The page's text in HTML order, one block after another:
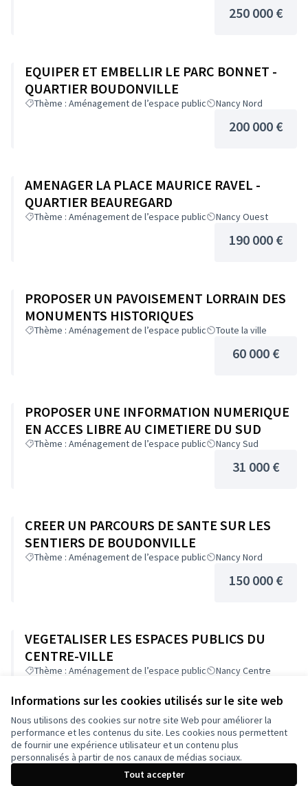
Informations sur les cookies utilisés sur le site web
Nous utilisons des cookies sur notre site Web pour améliorer la
performance et les contenus du site. Les cookies nous permettent
de fournir une expérience utilisateur et un contenu plus
personnalisés à partir de nos canaux de médias sociaux.
Tout accepter
250 000 €
EQUIPER ET EMBELLIR LE PARC BONNET -
QUARTIER BOUDONVILLE
Thème : Aménagement de l’espace public Nancy Nord
200 000 €
AMENAGER LA PLACE MAURICE RAVEL -
QUARTIER BEAUREGARD
Thème : Aménagement de l’espace public Nancy Ouest
190 000 €
PROPOSER UN PAVOISEMENT LORRAIN DES
MONUMENTS HISTORIQUES
Thème : Aménagement de l’espace public Toute la ville
60 000 €
PROPOSER UNE INFORMATION NUMERIQUE
EN ACCES LIBRE AU CIMETIERE DU SUD
Thème : Aménagement de l’espace public Nancy Sud
31 000 €
CREER UN PARCOURS DE SANTE SUR LES
SENTIERS DE BOUDONVILLE
Thème : Aménagement de l’espace public Nancy Nord
150 000 €
VEGETALISER LES ESPACES PUBLICS DU
CENTRE-VILLE
Thème : Aménagement de l’espace public Nancy Centre
180 000 €
AMENAGER DES ESPACES DE CONVIVIALITE
ET DE REPAS EN PLEIN AIR